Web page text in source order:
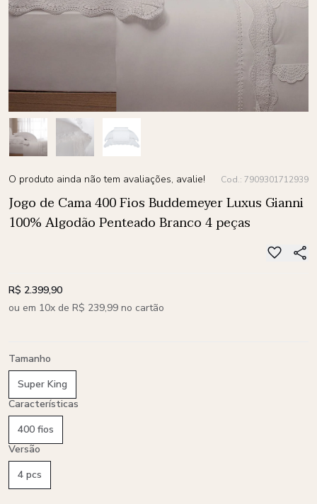
O produto ainda não tem avaliações, avalie! Cod.: 7909301712939
Jogo de Cama 400 Fios Buddemeyer Luxus Gianni
100% Algodão Penteado Branco 4 peças
R$ 2.399,90
ou em 10x de R$ 239,99 no cartão
Tamanho
Super King
Características
400 fios
Versão
4 pcs